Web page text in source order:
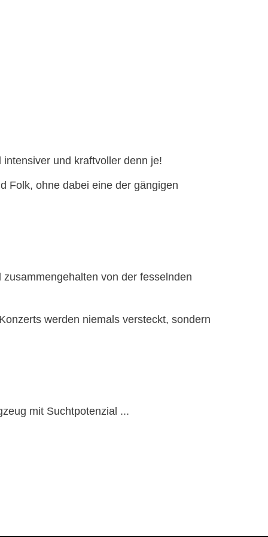
und kraftvoller denn je!
Folk, ohne dabei eine der gängigen
von der fesselnden
werden niemals versteckt, sondern
mit Suchtpotenzial ...